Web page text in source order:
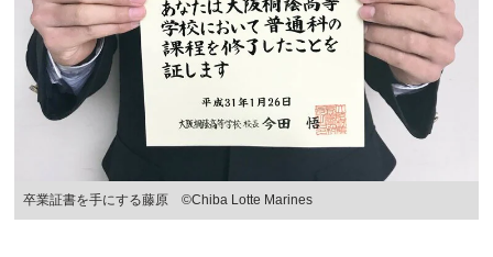
卒業証書を手にする藤原 ©︎Chiba Lotte Marines